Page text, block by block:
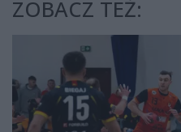
ZOBACZ TEŻ: